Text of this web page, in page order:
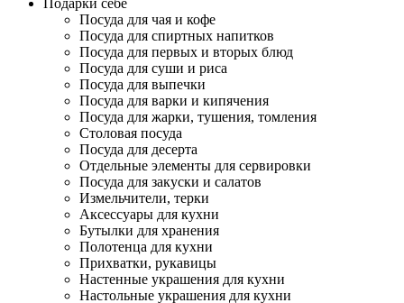
Подарки себе
Посуда для чая и кофе
Посуда для спиртных напитков
Посуда для первых и вторых блюд
Посуда для суши и риса
Посуда для выпечки
Посуда для варки и кипячения
Посуда для жарки, тушения, томления
Столовая посуда
Посуда для десерта
Отдельные элементы для сервировки
Посуда для закуски и салатов
Измельчители, терки
Аксессуары для кухни
Бутылки для хранения
Полотенца для кухни
Прихватки, рукавицы
Настенные украшения для кухни
Настольные украшения для кухни